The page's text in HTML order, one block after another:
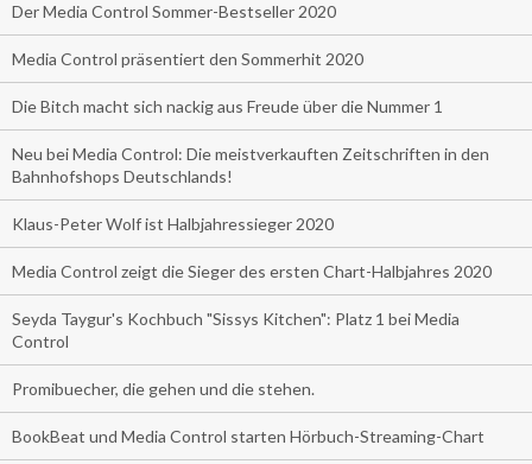
Der Media Control Sommer-Bestseller 2020
Media Control präsentiert den Sommerhit 2020
Die Bitch macht sich nackig aus Freude über die Nummer 1
Neu bei Media Control: Die meistverkauften Zeitschriften in den
Bahnhofshops Deutschlands!
Klaus-Peter Wolf ist Halbjahressieger 2020
Media Control zeigt die Sieger des ersten Chart-Halbjahres 2020
Seyda Taygur's Kochbuch "Sissys Kitchen": Platz 1 bei Media
Control
Promibuecher, die gehen und die stehen.
BookBeat und Media Control starten Hörbuch-Streaming-Chart